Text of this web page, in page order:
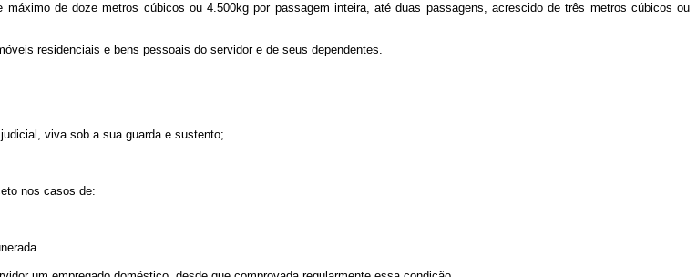
de doze metros cúbicos ou 4.500kg por passagem inteira, até duas passagens, acrescido de três metros cúbicos ou
residenciais e bens pessoais do servidor e de seus dependentes.
viva sob a sua guarda e sustento;
nos casos de: